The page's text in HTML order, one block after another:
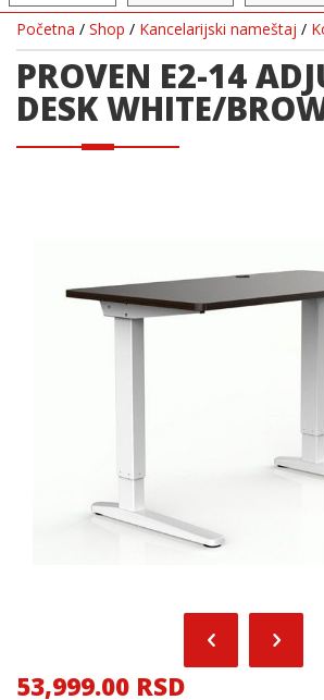
Početna / Shop / Kancelarijski nameštaj /
PROVEN E2-14
DESK WHITE/
53,999.00 RSD